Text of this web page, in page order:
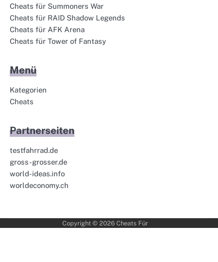
Cheats für Summoners War
Cheats für RAID Shadow Legends
Cheats für AFK Arena
Cheats für Tower of Fantasy
Menü
Kategorien
Cheats
Partnerseiten
testfahrrad.de
gross-grosser.de
world-ideas.info
worldeconomy.ch
Copyright © 2026 Cheats Für